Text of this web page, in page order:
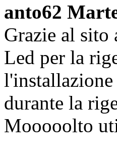
anto62
Grazie al
Led per la
l'installazione
durante la
Mooooolto